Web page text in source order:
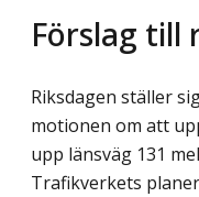
Förslag till
Riksdagen ställer
motionen om att
upp länsväg 131
Trafikverkets